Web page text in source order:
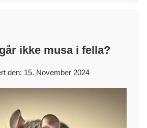
ikke musa i fella?
den: 15. November 2024